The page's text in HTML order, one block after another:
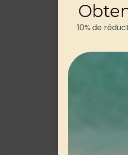
10% de